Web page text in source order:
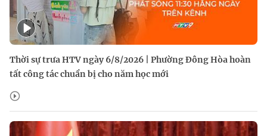
Thời sự trưa HTV ngày 6/8/2026 | Phường Đông Hòa hoàn
tất công tác chuẩn bị cho năm học mới